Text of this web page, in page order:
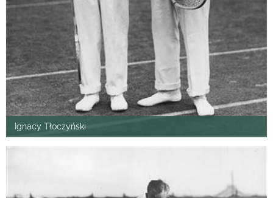
Ignacy Tłoczyński